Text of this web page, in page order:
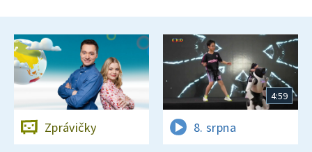
Zprávičky
4:59
8. srpna